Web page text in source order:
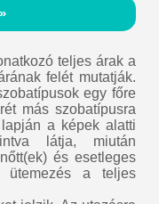
teljes árak a
felét mutatják.
egy főre
más szobatípusra
a képek alatti
látja, miután
és esetleges
ütemezés a teljes